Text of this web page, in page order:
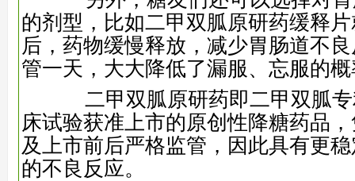
的剂型，比如二甲双胍原研药缓释
后，药物缓慢释放，减少胃肠道不
管一天，大大降低了漏服、忘服的
二甲双胍原研药即二甲双胍专
床试验获准上市的原创性降糖药品
及上市前后严格监管，因此具有更
的不良反应。